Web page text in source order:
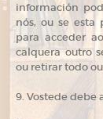
información
nós, ou se esta
para acceder
calquera outro
ou retirar todo
9. Vostede debe